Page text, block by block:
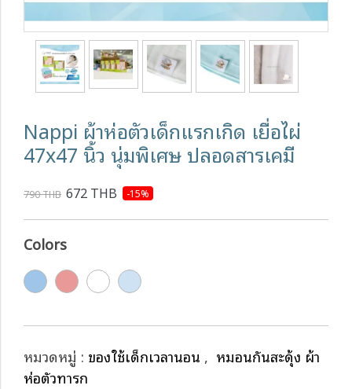
Nappi ผ้าห่อตัวเด็กแรกเกิด เยื่อไผ่
47x47 นิ้ว นุ่มพิเศษ ปลอดสารเคมี
790 THB 672 THB -15%
Colors
หมวดหมู่ : ของใช้เด็กเวลานอน , หมอนกันสะดุ้ง ผ้า
ห่อตัวทารก